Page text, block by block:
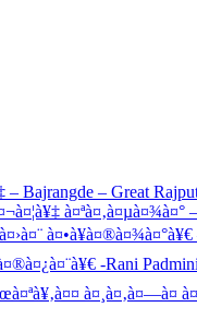
– Bajrangde – Great
-Rani
à¤¸à¤‚à¤—à¤